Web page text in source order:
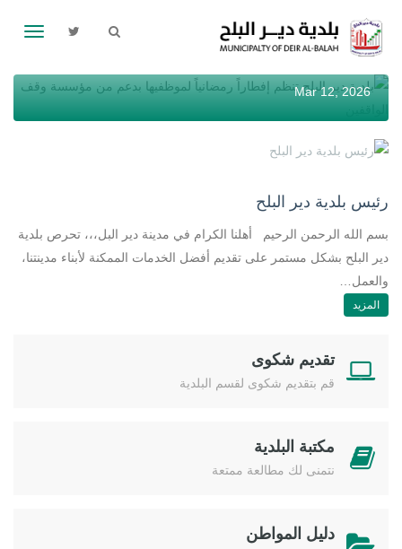
بلدية دير البلح تنظم إفطاراً رمضانياً لموظفيها بدعم من
مؤسسة وقف الواقفين
Mar 12, 2026
رئيس بلدية دير البلح
بسم الله الرحمن الرحيم أهلنا الكرام في مدينة دير البل،،، تحرص بلدية
دير البلح بشكل مستمر على تقديم أفضل الخدمات الممكنة لأبناء مدينتنا،
والعمل…
المزيد
تقديم شكوى
قم بتقديم شكوى لقسم البلدية
مكتبة البلدية
نتمنى لك مطالعة ممتعة
دليل المواطن